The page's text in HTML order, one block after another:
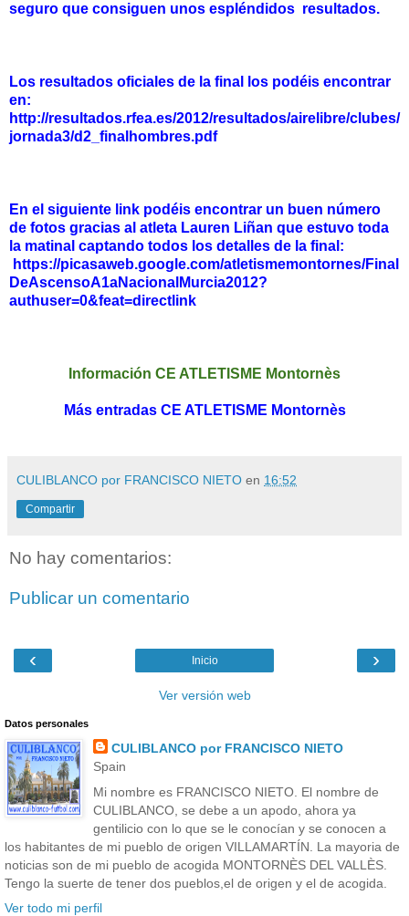
seguro que consiguen unos espléndidos resultados.
Los resultados oficiales de la final los podéis encontrar
en:
http://resultados.rfea.es/2012/resultados/airelibre/clubes/
jornada3/d2_finalhombres.pdf
En el siguiente link podéis encontrar un buen número
de fotos gracias al atleta Lauren Liñan que estuvo toda
la matinal captando todos los detalles de la final:
https://picasaweb.google.com/atletismemontornes/Final
DeAscensoA1aNacionalMurcia2012?
authuser=0&feat=directlink
Información CE ATLETISME Montornès
Más entradas CE ATLETISME Montornès
CULIBLANCO por FRANCISCO NIETO en 16:52
Compartir
No hay comentarios:
Publicar un comentario
‹ ›
Inicio
Ver versión web
Datos personales
CULIBLANCO por FRANCISCO NIETO
Spain
Mi nombre es FRANCISCO NIETO. El nombre de
CULIBLANCO, se debe a un apodo, ahora ya
gentilicio con lo que se le conocían y se conocen a
los habitantes de mi pueblo de origen VILLAMARTÍN. La mayoria de
noticias son de mi pueblo de acogida MONTORNÈS DEL VALLÈS.
Tengo la suerte de tener dos pueblos,el de origen y el de acogida.
Ver todo mi perfil